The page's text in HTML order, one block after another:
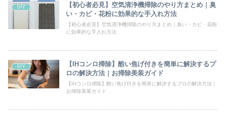
DIY
【初心者必見】空気清浄機掃除のやり方まとめ｜臭
い・カビ・花粉に効果的な手入れ方法
【初心者必見】空気清浄機掃除のやり方まとめ｜臭い・カビ・花粉
に効果的な手入れ方法
DIY
【IHコンロ掃除】酷い焦げ付きを簡単に解決するプ
ロの解決方法｜お掃除美装ガイド
【IHコンロ掃除】酷い焦げ付きを簡単に解決するプロの解決方法｜
お掃除美装ガイド